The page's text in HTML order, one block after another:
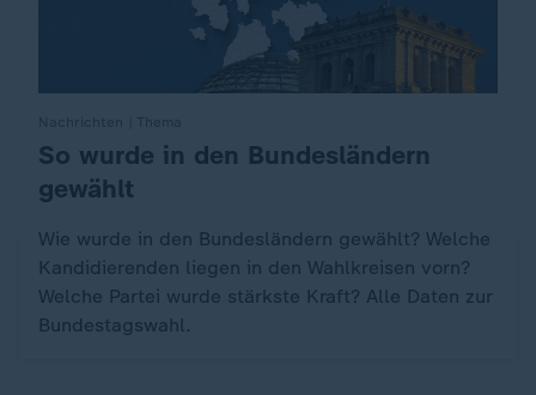
:So wurde in den Bundesländern
gewählt
Wie wurde in den Bundesländern gewählt? Welche
Kandidierenden liegen in den Wahlkreisen vorn?
Welche Partei wurde stärkste Kraft? Alle Daten zur
Bundestagswahl.